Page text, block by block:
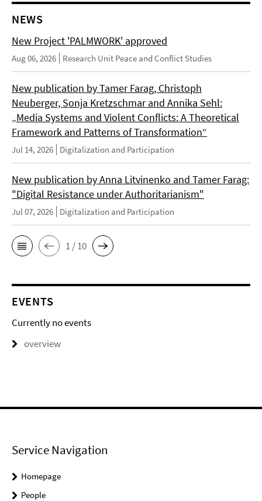
NEWS
New Project 'PALMWORK' approved
Aug 06, 2026 Research Unit Peace and Conflict Studies
New publication by Tamer Farag, Christoph
Neuberger, Sonja Kretzschmar and Annika Sehl:
„Media Systems and Violent Conflicts: A Theoretical
Framework and Patterns of Transformation“
Jul 14, 2026 Digitalization and Participation
New publication by Anna Litvinenko and Tamer Farag:
"Digital Resistance under Authoritarianism"
Jul 07, 2026 Digitalization and Participation
1 / 10
EVENTS
Currently no events
overview
Service Navigation
Homepage
People